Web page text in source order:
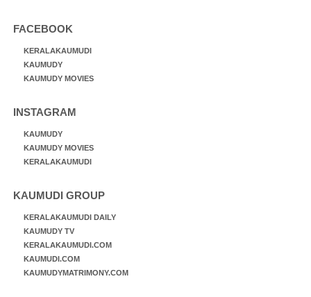
FACEBOOK
KERALAKAUMUDI
KAUMUDY
KAUMUDY MOVIES
INSTAGRAM
KAUMUDY
KAUMUDY MOVIES
KERALAKAUMUDI
KAUMUDI GROUP
KERALAKAUMUDI DAILY
KAUMUDY TV
KERALAKAUMUDI.COM
KAUMUDI.COM
KAUMUDYMATRIMONY.COM